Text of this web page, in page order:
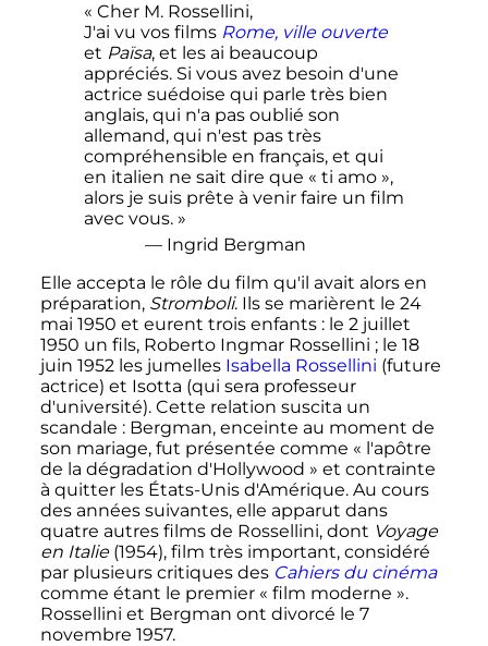
« Cher M. Rossellini,
J'ai vu vos films Rome, ville ouverte
et Païsa, et les ai beaucoup
appréciés. Si vous avez besoin d'une
actrice suédoise qui parle très bien
anglais, qui n'a pas oublié son
allemand, qui n'est pas très
compréhensible en français, et qui
en italien ne sait dire que « ti amo »,
alors je suis prête à venir faire un film
avec vous. »
— Ingrid Bergman
Elle accepta le rôle du film qu'il avait alors en
préparation, Stromboli. Ils se marièrent le 24
mai 1950 et eurent trois enfants : le 2 juillet
1950 un fils, Roberto Ingmar Rossellini ; le 18
juin 1952les jumelles Isabella Rossellini (future
actrice) et Isotta (qui sera professeur
d'université). Cette relation suscita un
scandale : Bergman, enceinte au moment de
son mariage, fut présentée comme « l'apôtre
de la dégradation d'Hollywood » et contrainte
à quitter les États-Unis d'Amérique. Au cours
des années suivantes, elle apparut dans
quatre autres films de Rossellini, dont Voyage
en Italie(1954), film très important, considéré
par plusieurs critiques des Cahiers du cinéma
comme étant le premier « film moderne ».
Rossellini et Bergman ont divorcé le 7
novembre 1957.